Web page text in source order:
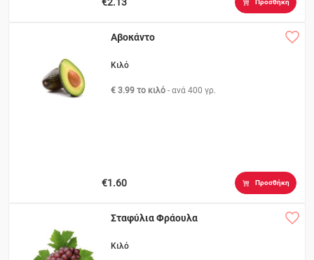
Προσθήκη
Αβοκάντο
Κιλό
€ 3.99 το κιλό - ανά400 γρ.
€1.60 Προσθήκη
Σταφύλια Φράουλα
Κιλό